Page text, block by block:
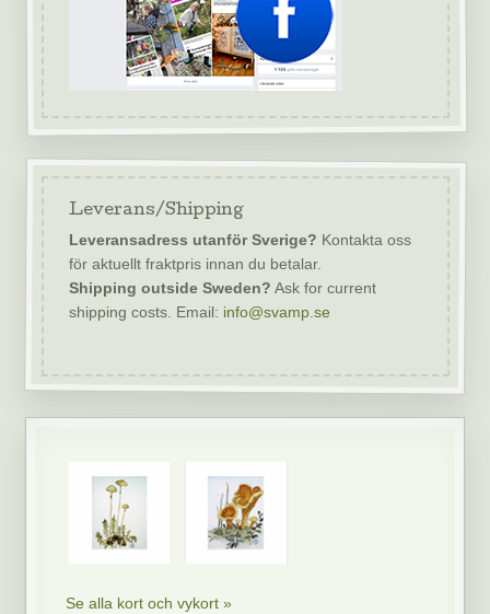
Leverans/Shipping
Leveransadress utanför Sverige? Kontakta oss
för aktuellt fraktpris innan du betalar.
Shipping outside Sweden? Ask for current
shipping costs. Email: info@svamp.se
Se alla kort och vykort »